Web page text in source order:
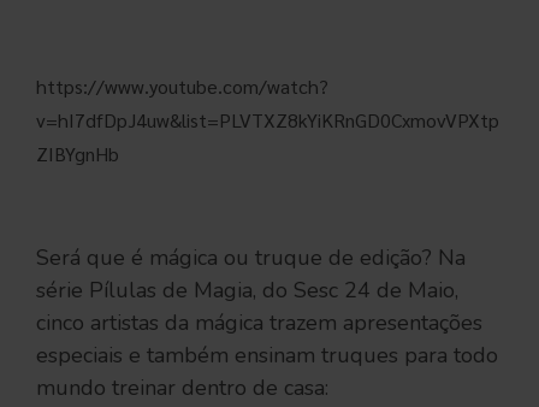
https://www.youtube.com/watch?
v=hI7dfDpJ4uw&list=PLVTXZ8kYiKRnGD0CxmovVPXtp
ZIBYgnHb
Será que é mágica ou truque de edição? Na
série Pílulas de Magia, do Sesc 24 de Maio,
cinco artistas da mágica trazem apresentações
especiais e também ensinam truques para todo
mundo treinar dentro de casa: